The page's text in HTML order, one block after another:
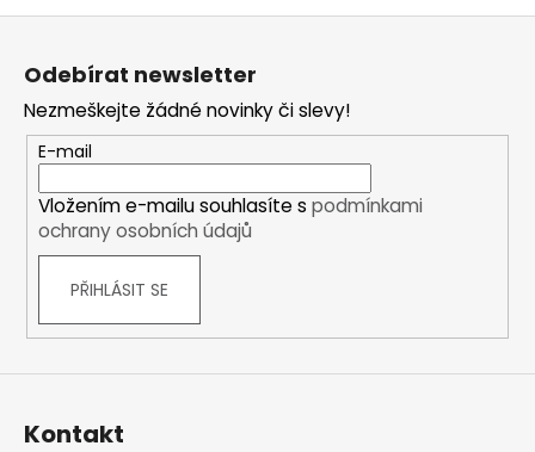
Z
Odebírat newsletter
Nezmeškejte žádné novinky či slevy!
E-mail
Vložením e-mailu souhlasíte s podmínkami
ochrany osobních údajů
PŘIHLÁSIT SE
Kontakt